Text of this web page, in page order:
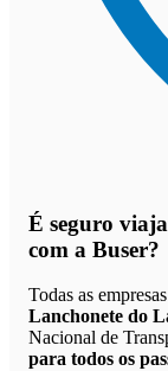
É seguro
com a Buser?
Todas as
Lanchonete do
Nacional de
para todos os